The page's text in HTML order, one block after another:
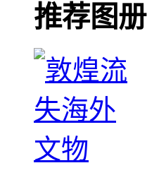
推荐图册